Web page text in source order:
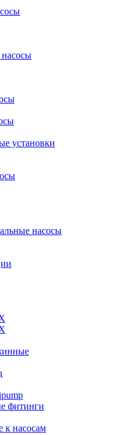
установки
насосы
фитинги
насосам